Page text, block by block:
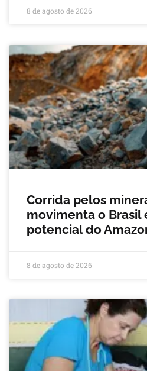
8 de agosto de 2026
Corrida pelos
movimenta o Brasil
potencial do
8 de agosto de 2026